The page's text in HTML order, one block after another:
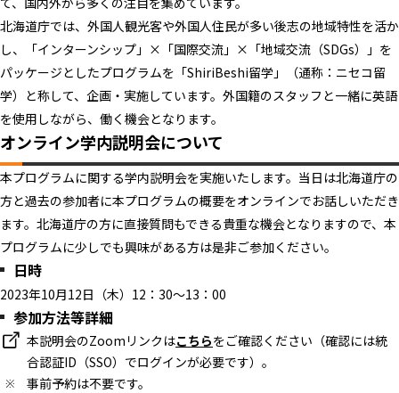
北海道庁では、外国人観光客や外国人住民が多い後志の地域特性を活か
し、「インターンシップ」×「国際交流」×「地域交流（SDGs）」を
パッケージとしたプログラムを「ShiriBeshi留学」（通称：ニセコ留
学）と称して、企画・実施しています。外国籍のスタッフと一緒に英語
を使用しながら、働く機会となります。
オンライン学内説明会について
本プログラムに関する学内説明会を実施いたします。当日は北海道庁の
方と過去の参加者に本プログラムの概要をオンラインでお話しいただき
ます。北海道庁の方に直接質問もできる貴重な機会となりますので、本
プログラムに少しでも興味がある方は是非ご参加ください。
日時
2023年10月12日（木）12：30～13：00
参加方法等詳細
本説明会のZoomリンクはこちらをご確認ください（確認には統
合認証ID（SSO）でログインが必要です）。
事前予約は不要です。